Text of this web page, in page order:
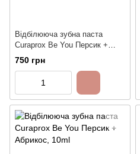
Відбілююча зубна паста
Curaprox Be You Персик +
Абрикос, 60ml
750 грн